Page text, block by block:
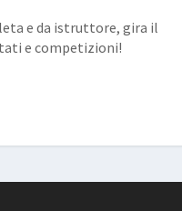
e da istruttore, gira il
e competizioni!